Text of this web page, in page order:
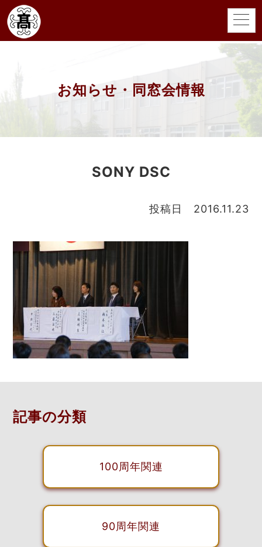
お知らせ・同窓会情報
SONY DSC
投稿日 2016.11.23
記事の分類
100周年関連
90周年関連